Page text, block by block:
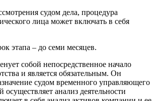
судом дела, процедура
лица может включать в себя
этапа – до семи месяцев.
собой непосредственное начало
и является обязательным. Он
судом временного управляющего
анализ деятельности